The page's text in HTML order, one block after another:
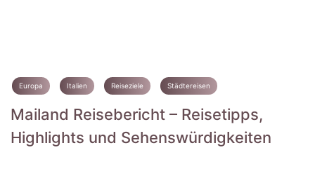
Europa Italien Reiseziele Städtereisen
Mailand Reisebericht – Reisetipps,
Highlights und Sehenswürdigkeiten